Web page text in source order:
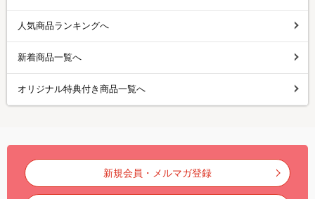
人気商品ランキングへ
新着商品一覧へ
オリジナル特典付き商品一覧へ
新規会員・メルマガ登録